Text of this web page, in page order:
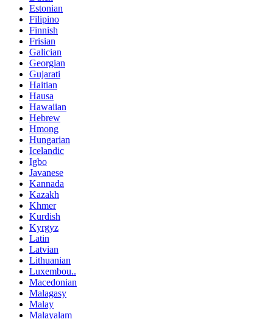
Estonian
Filipino
Finnish
Frisian
Galician
Georgian
Gujarati
Haitian
Hausa
Hawaiian
Hebrew
Hmong
Hungarian
Icelandic
Igbo
Javanese
Kannada
Kazakh
Khmer
Kurdish
Kyrgyz
Latin
Latvian
Lithuanian
Luxembou..
Macedonian
Malagasy
Malay
Malayalam